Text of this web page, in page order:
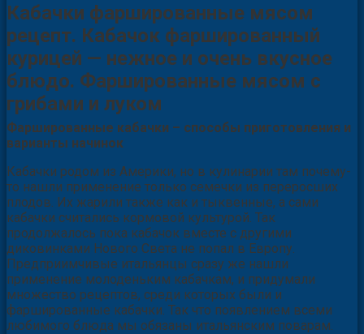
Кабачки фаршированные мясом
рецепт. Кабачок фаршированный
курицей — нежное и очень вкусное
блюдо. Фаршированные мясом с
грибами и луком
Фаршированные кабачки – способы приготовления и
варианты начинок
Кабачки родом из Америки, но в кулинарии там почему-
то нашли применение только семечки из переросших
плодов. Их жарили также как и тыквенные, а сами
кабачки считались кормовой культурой. Так
продолжалось пока кабачок вместе с другими
диковинками Нового Света не попал в Европу.
Предприимчивые итальянцы сразу же нашли
применение молоденьким кабачкам, и придумали
множество рецептов, среди которых были и
фаршированные кабачки. Так что появлением всеми
любимого блюда мы обязаны итальянским поварам.